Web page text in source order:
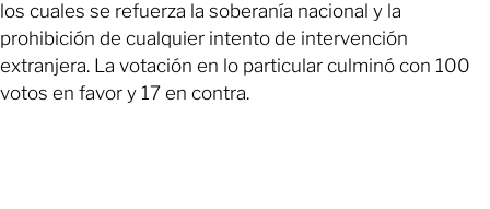
los cuales se refuerza la soberanía nacional y la
prohibición de cualquier intento de intervención
extranjera. La votación en lo particular culminó con 100
votos en favor y 17 en contra.